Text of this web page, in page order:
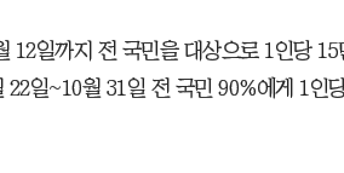
12일까지 전 국민을 대상으로 1인당
일~10월 31일 전 국민 90%에게 1인